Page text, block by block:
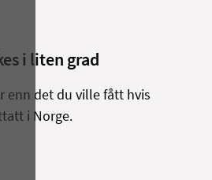
i liten grad
enn det du ville fått hvis
i Norge.